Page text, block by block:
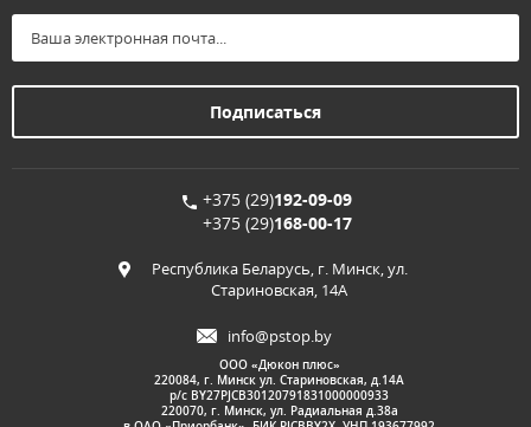
+375 (29)192-09-09
+375 (29)168-00-17
Республика Беларусь, г. Минск, ул.
Стариновская, 14А
info@pstop.by
ООО «Дюкон плюс»
220084, г. Минск ул. Стариновская, д.14А
р/с BY27PJCB30120791831000000933
220070, г. Минск, ул. Радиальная д.38а